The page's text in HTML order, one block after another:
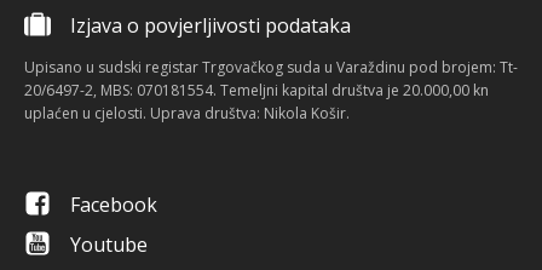
Izjava o povjerljivosti podataka
Upisano u sudski registar Trgovačkog suda u Varaždinu pod brojem: Tt-
20/6497-2, MBS: 070181554. Temeljni kapital društva je 20.000,00 kn
uplaćen u cjelosti. Uprava društva: Nikola Košir.
Facebook
Youtube